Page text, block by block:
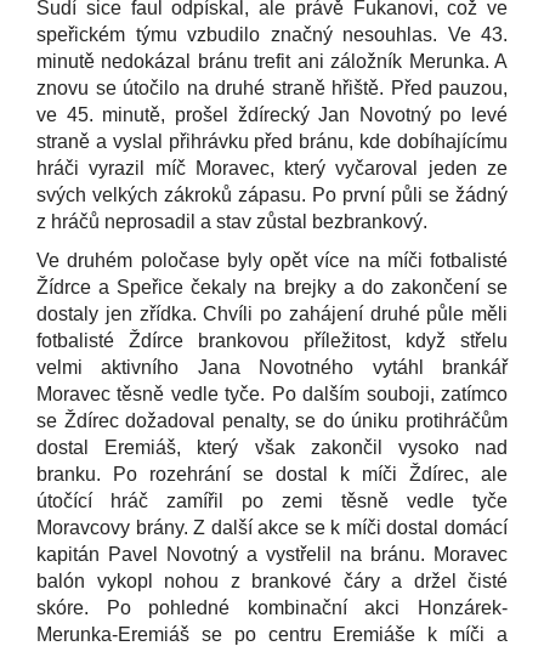
Sudí sice faul odpískal, ale právě Fukanovi, což ve
speřickém týmu vzbudilo značný nesouhlas. Ve 43.
minutě nedokázal bránu trefit ani záložník Merunka. A
znovu se útočilo na druhé straně hřiště. Před pauzou,
ve 45. minutě, prošel ždírecký Jan Novotný po levé
straně a vyslal přihrávku před bránu, kde dobíhajícímu
hráči vyrazil míč Moravec, který vyčaroval jeden ze
svých velkých zákroků zápasu. Po první půli se žádný
z hráčů neprosadil a stav zůstal bezbrankový.
Ve druhém poločase byly opět více na míči fotbalisté
Žídrce a Speřice čekaly na brejky a do zakončení se
dostaly jen zřídka. Chvíli po zahájení druhé půle měli
fotbalisté Ždírce brankovou příležitost, když střelu
velmi aktivního Jana Novotného vytáhl brankář
Moravec těsně vedle tyče. Po dalším souboji, zatímco
se Ždírec dožadoval penalty, se do úniku protihráčům
dostal Eremiáš, který však zakončil vysoko nad
branku. Po rozehrání se dostal k míči Ždírec, ale
útočící hráč zamířil po zemi těsně vedle tyče
Moravcovy brány. Z další akce se k míči dostal domácí
kapitán Pavel Novotný a vystřelil na bránu. Moravec
balón vykopl nohou z brankové čáry a držel čisté
skóre. Po pohledné kombinační akci Honzárek-
Merunka-Eremiáš se po centru Eremiáše k míči a